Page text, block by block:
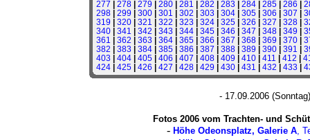
277 | 278| 279 | 280| 281 | 282 | 283 | 284| 285| 286 |
298| 299 | 300| 301 | 302 | 303 | 304| 305| 306 | 307 |
319 | 320| 321 | 322 | 323 | 324| 325| 326 | 327 | 328|
340| 341 | 342 | 343 | 344| 345| 346 | 347 | 348| 349 |
361 | 362 | 363 | 364| 365| 366 | 367 | 368| 369 | 370|
382 | 383 | 384| 385| 386 | 387 | 388| 389 | 390| 391 |
403 | 404| 405| 406 | 407 | 408| 409 | 410| 411 | 412 |
424| 425| 426 | 427 | 428| 429 | 430| 431 | 432 | 433 |
- 17.09.2006
Fotos 2006 vom Trachten- und
- Höhe Odeonsplatz, Galerie A,